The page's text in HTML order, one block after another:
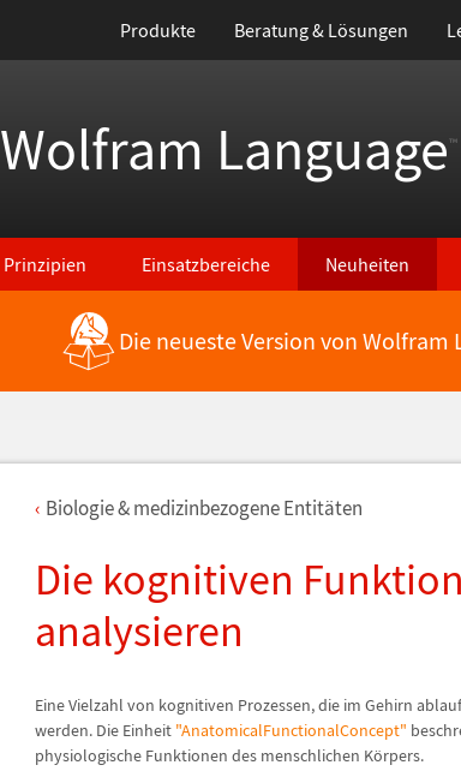
Produkte Beratung & Lösungen
Wolfram Language™
Prinzipien Einsatzbereiche Neuheiten
Die neueste Version von Wolfram
Biologie & medizinbezogene Entitäten
Die kognitiven
analysieren
Eine Vielzahl von kognitiven Prozessen, die im Gehirn
werden. Die Einheit "AnatomicalFunctionalConcept"
physiologische Funktionen des menschlichen Körpers.